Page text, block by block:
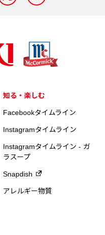
知る・楽しむ
Facebookタイムライン
Instagramタイムライン
Instagramタイムライン - ガ
ラスープ
Snapdish
アレルギー物質